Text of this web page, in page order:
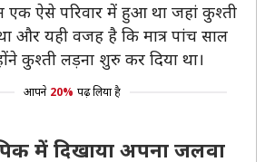
एक ऐसे परिवार में हुआ था जहां कुश्ती
और यही वजह है कि मात्र पांच साल
कुश्ती लड़ना शुरु कर दिया था।
आपने 20% पढ़ लिया है
में दिखाया अपना जलवा